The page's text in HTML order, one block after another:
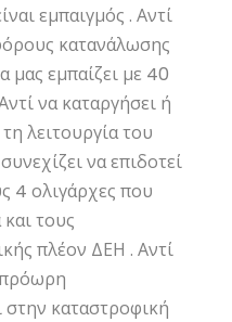
εμπαιγμός . Αντί
κατανάλωσης
μας εμπαίζει με 40
να καταργήσει ή
λειτουργία του
να επιδοτεί
4 ολιγάρχες που
τους
πλέον ΔΕΗ . Αντί
πρόωρη
στην καταστροφική